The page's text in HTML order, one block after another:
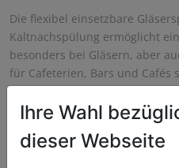
Die flexibel einsetzbare
Kaltnachspülung ermöglicht
besonders bei Gläsern, aber
für Cafeterien, Bars und Cafés
des kleinen Displays behält
Einstellungen und des
Ihre Wahl
dieser Webseite